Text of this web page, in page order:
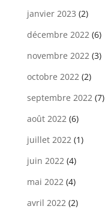
janvier 2023 (2)
décembre 2022(6)
novembre 2022(3)
octobre 2022(2)
septembre 2022(7)
août 2022(6)
juillet 2022(1)
juin 2022(4)
mai 2022(4)
avril 2022(2)